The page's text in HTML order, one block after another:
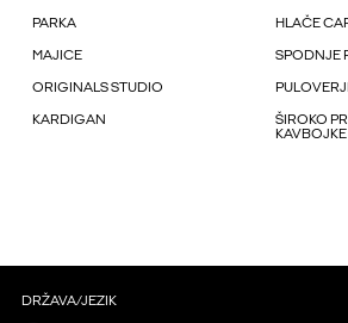
PARKA HLAČE
MAJICE SPODNJE
ORIGINALS STUDIO PULOVERJI
KARDIGAN
ŠIROKO
KAVBOJKE
DRŽAVA/JEZIK